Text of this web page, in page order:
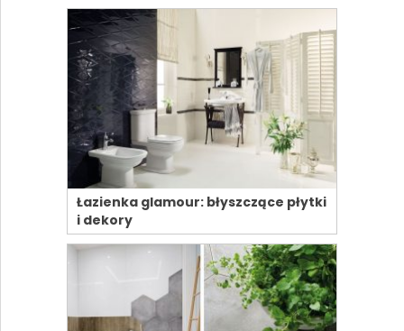
Łazienka glamour: błyszczące płytki
i dekory